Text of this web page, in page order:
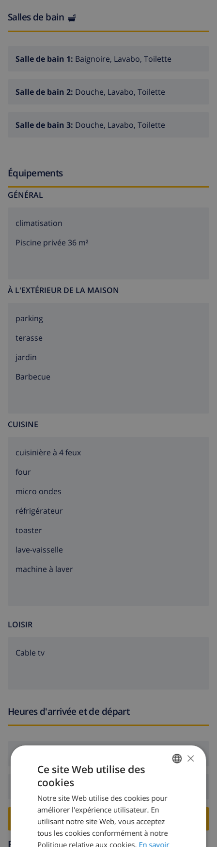
Salles de bain
Salle de bain 1: Baignoire, Lavabo, Toilette
Salle de bain 2: Douche, Lavabo, Toilette
Salle de bain 3: Douche, Lavabo, Toilette
Équipements
GÉNÉRAL
climatisation
Piscine privée 36 m²
À L'EXTÉRIEUR DE LA MAISON
parking
terasse
jardin
barbecue
CUISINE
cuisinière à 4 feux
four
micro ondes
réfrigérateur
toaster
lave-vaisselle
machine à laver
LOISIR
Cable tv
Heures d'arrivée et de départ
Départ:
RESERVER CETTE VILLA ›
Région
DUTCH
SPANISH
×
Ce site Web utilise des
cookies
Notre site Web utilise des cookies pour
améliorer l'expérience utilisateur. En
utilisant notre site Web, vous acceptez
tous les cookies conformément à notre
Politique relative aux cookies. En savoir